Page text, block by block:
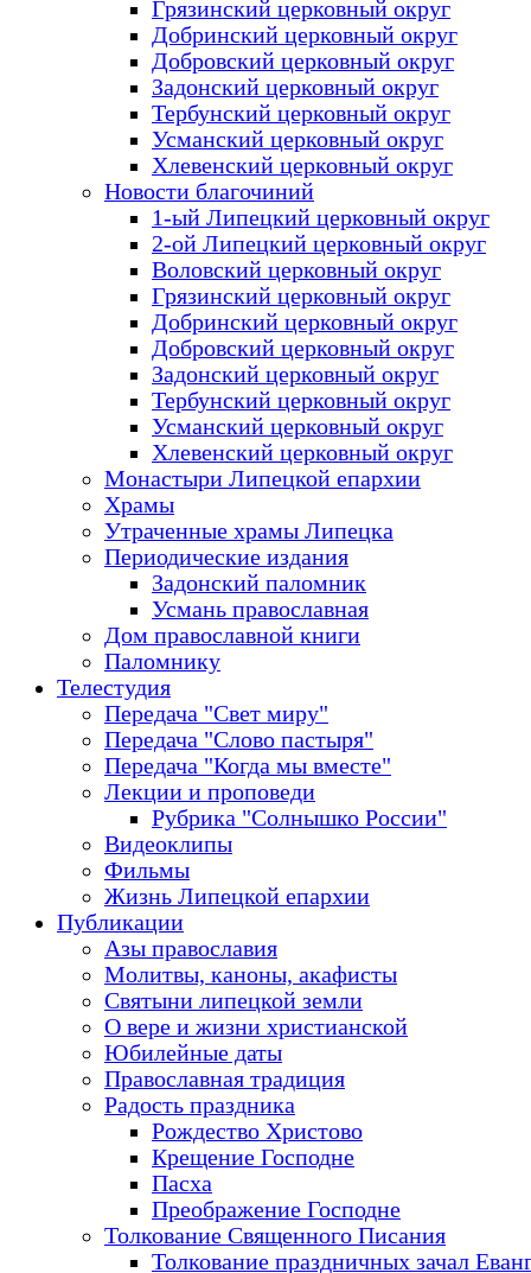
Грязинский церковный округ
Добринский церковный округ
Добровский церковный округ
Задонский церковный округ
Тербунский церковный округ
Усманский церковный округ
Хлевенский церковный округ
Новости благочиний
1-ый Липецкий церковный округ
2-ой Липецкий церковный округ
Воловский церковный округ
Грязинский церковный округ
Добринский церковный округ
Добровский церковный округ
Задонский церковный округ
Тербунский церковный округ
Усманский церковный округ
Хлевенский церковный округ
Монастыри Липецкой епархии
Храмы
Утраченные храмы Липецка
Периодические издания
Задонский паломник
Усмань православная
Дом православной книги
Паломнику
Телестудия
Передача "Свет миру"
Передача "Слово пастыря"
Передача "Когда мы вместе"
Лекции и проповеди
Рубрика "Солнышко России"
Видеоклипы
Фильмы
Жизнь Липецкой епархии
Публикации
Азы православия
Молитвы, каноны, акафисты
Святыни липецкой земли
О вере и жизни христианской
Юбилейные даты
Православная традиция
Радость праздника
Рождество Христово
Крещение Господне
Пасха
Преображение Господне
Толкование Священного Писания
Толкование праздничных зачал